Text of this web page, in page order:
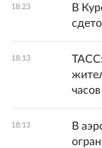
18:23
В
18:13
ТАСС:
часов
18:13
В